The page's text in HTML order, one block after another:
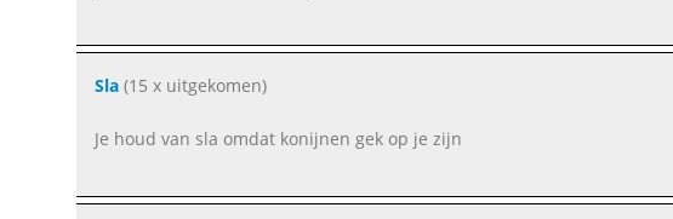
Sla(15 x uitgekomen)
Je houd van sla omdat konijnen gek op je zijn